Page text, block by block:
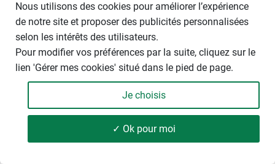
on obtient seulement 2.5 grammes d’huile essentielle.
Par ailleurs, les fleurs de la Rose de Damas doivent être
récoltéesdélicatement à la main et uniquement au stade
de bouton floral. Au mois de mai, dans la distillerie, on
s’affaire très tôt vers 5 heure du matin, lorsque la rosée
permet encore de conserver la fraîcheur du bouton avec
tous ses parfums avant que ses composants aromatiques
ne s’évaporent à la chaleur du soleil pendant la journée. Les
boutons doivent être mis en distillation immédiatement
Nous utilisons des cookies pour améliorer l’expérience
de notre site et proposer des publicités personnalisées
selon les intérêts des utilisateurs.
Pour modifier vos préférences par la suite, cliquez sur le
lien 'Gérer mes cookies' situé dans le pied de page.
Je choisis
✓ Ok pour moi